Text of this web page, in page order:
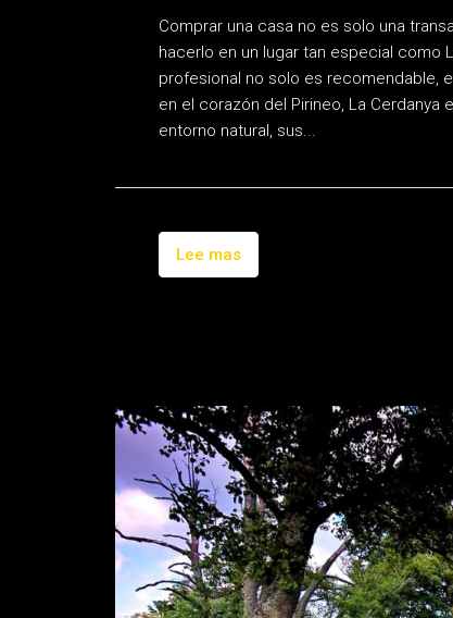
Comprar una casa no es solo una
hacerlo en un lugar tan especial como
profesional no solo es recomendable,
en el corazón del Pirineo, La Cerdanya
entorno natural, sus...
Lee mas